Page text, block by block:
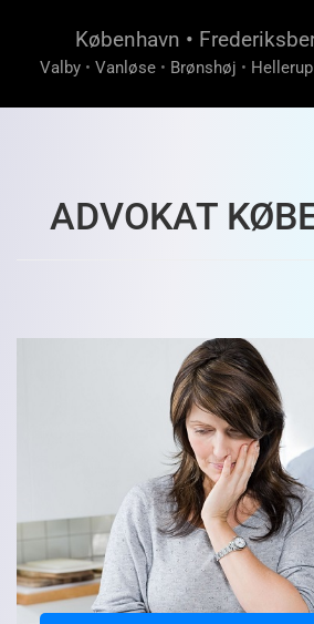
København •
Valby • Vanløse • Brønshøj • Hellerup
ADVOKAT